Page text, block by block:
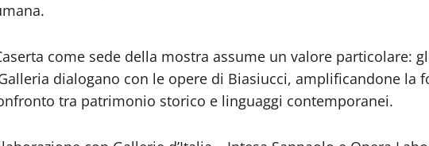
come sede della mostra assume un valore particolare:
dialogano con le opere di Biasiucci, amplificandone la
tra patrimonio storico e linguaggi contemporanei.